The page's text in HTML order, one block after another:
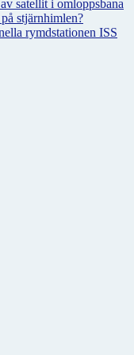
satellit i omloppsbana
stjärnhimlen?
rymdstationen ISS